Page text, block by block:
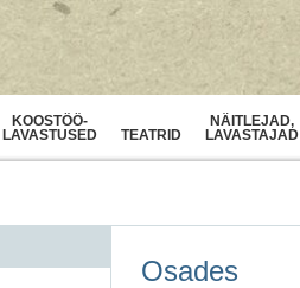
KOOSTÖÖ-
LAVASTUSED
TEATRID
NÄITLEJAD,
LAVASTAJAD
Osades